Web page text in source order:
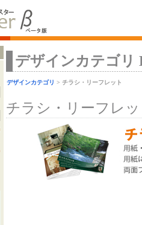
デザインカテゴリ
デザインカテゴリ > チラシ・リーフレット
チラシ・リーフレ